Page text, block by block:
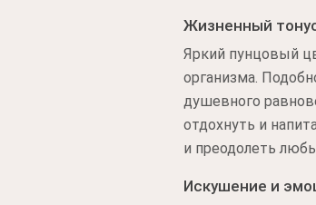
Жизненный
Яркий пунцовый
организма.
душевного
отдохнуть и
и преодолеть
Искушение и